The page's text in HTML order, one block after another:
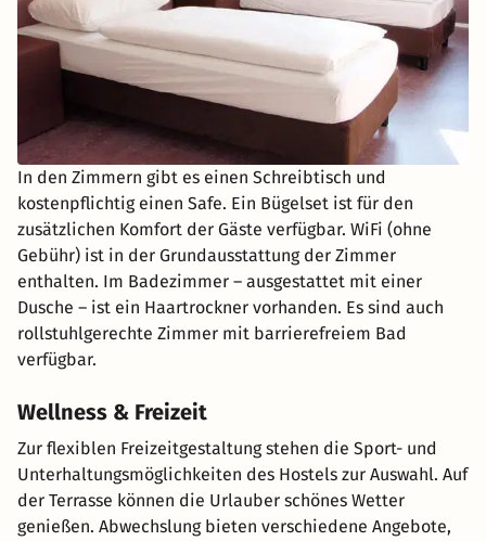
In den Zimmern gibt es einen Schreibtisch und
kostenpflichtig einen Safe. Ein Bügelset ist für den
zusätzlichen Komfort der Gäste verfügbar. WiFi (ohne
Gebühr) ist in der Grundausstattung der Zimmer
enthalten. Im Badezimmer – ausgestattet mit einer
Dusche – ist ein Haartrockner vorhanden. Es sind auch
rollstuhlgerechte Zimmer mit barrierefreiem Bad
verfügbar.
Wellness & Freizeit
Zur flexiblen Freizeitgestaltung stehen die Sport- und
Unterhaltungsmöglichkeiten des Hostels zur Auswahl. Auf
der Terrasse können die Urlauber schönes Wetter
genießen. Abwechslung bieten verschiedene Angebote,